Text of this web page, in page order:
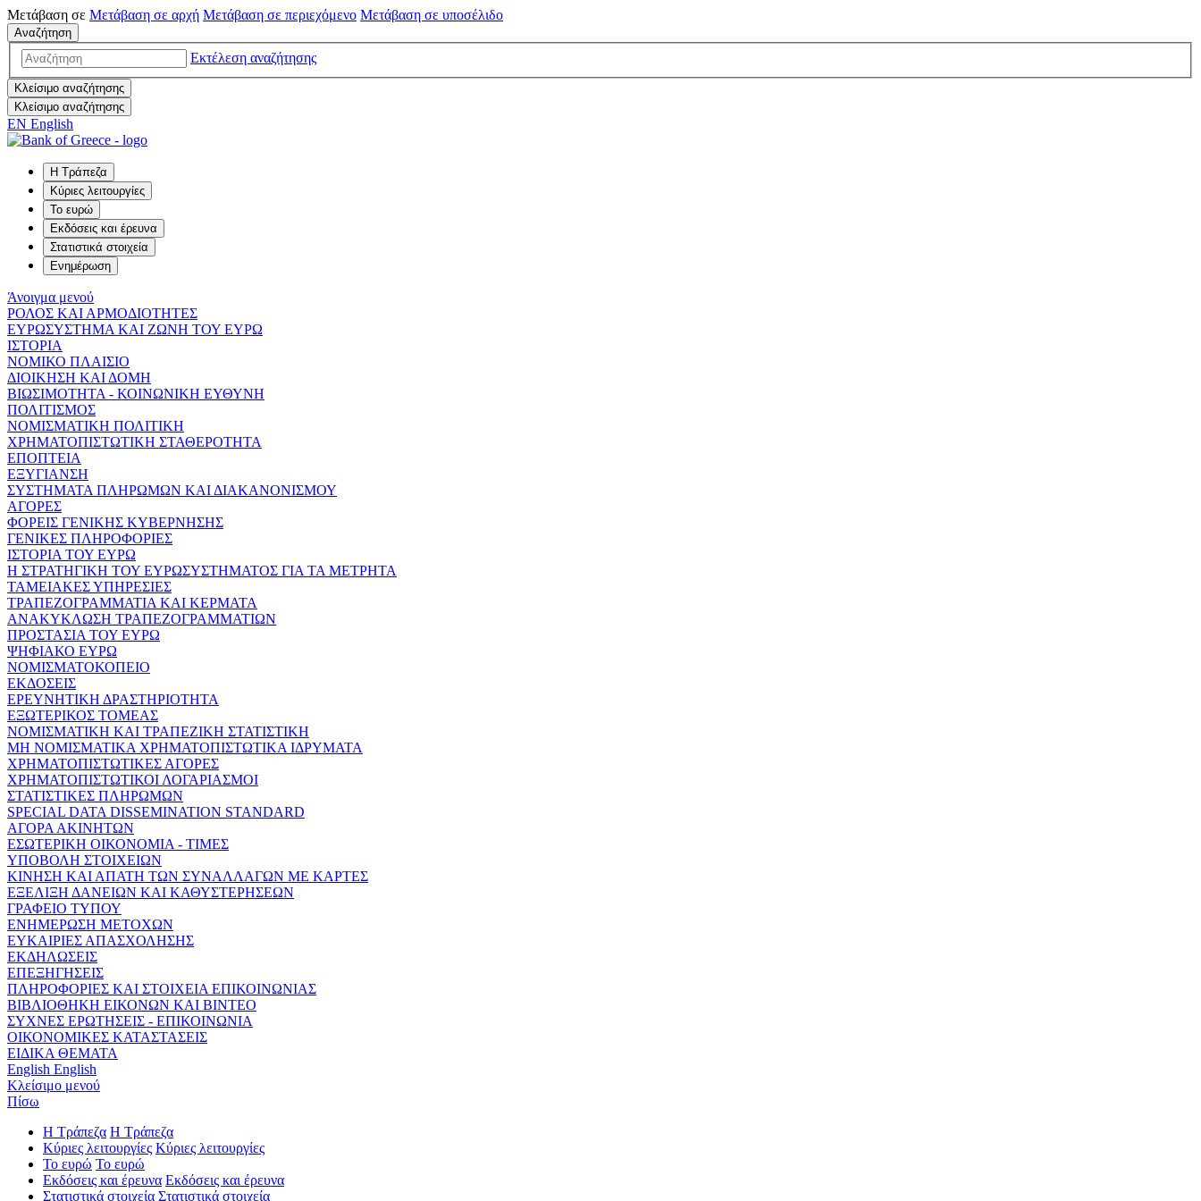
Μετάβαση σε Μετάβαση σε αρχή Μετάβαση σε περιεχόμενο Μετάβαση σε υποσέλιδο
Αναζήτηση
Εκτέλεση αναζήτησης
Κλείσιμο αναζήτησης
Κλείσιμο αναζήτησης
EN English
Η Τράπεζα
Κύριες λειτουργίες
Το ευρώ
Εκδόσεις και έρευνα
Στατιστικά στοιχεία
Ενημέρωση
Άνοιγμα μενού
ΡΟΛΟΣ ΚΑΙ ΑΡΜΟΔΙΟΤΗΤΕΣ
ΕΥΡΩΣΥΣΤΗΜΑ ΚΑΙ ΖΩΝΗ ΤΟΥ ΕΥΡΩ
ΙΣΤΟΡΙΑ
ΝΟΜΙΚΟ ΠΛΑΙΣΙΟ
ΔΙΟΙΚΗΣΗ ΚΑΙ ΔΟΜΗ
ΒΙΩΣΙΜΟΤΗΤΑ - ΚΟΙΝΩΝΙΚΗ ΕΥΘΥΝΗ
ΠΟΛΙΤΙΣΜΟΣ
ΝΟΜΙΣΜΑΤΙΚΗ ΠΟΛΙΤΙΚΗ
ΧΡΗΜΑΤΟΠΙΣΤΩΤΙΚΗ ΣΤΑΘΕΡΟΤΗΤΑ
ΕΠΟΠΤΕΙΑ
ΕΞΥΓΙΑΝΣΗ
ΣΥΣΤΗΜΑΤΑ ΠΛΗΡΩΜΩΝ ΚΑΙ ΔΙΑΚΑΝΟΝΙΣΜΟΥ
ΑΓΟΡΕΣ
ΦΟΡΕΙΣ ΓΕΝΙΚΗΣ ΚΥΒΕΡΝΗΣΗΣ
ΓΕΝΙΚΕΣ ΠΛΗΡΟΦΟΡΙΕΣ
ΙΣΤΟΡΙΑ ΤΟΥ ΕΥΡΩ
Η ΣΤΡΑΤΗΓΙΚΗ ΤΟΥ ΕΥΡΩΣΥΣΤΗΜΑΤΟΣ ΓΙΑ ΤΑ ΜΕΤΡΗΤΑ
ΤΑΜΕΙΑΚΕΣ ΥΠΗΡΕΣΙΕΣ
ΤΡΑΠΕΖΟΓΡΑΜΜΑΤΙΑ ΚΑΙ ΚΕΡΜΑΤΑ
ΑΝΑΚΥΚΛΩΣΗ ΤΡΑΠΕΖΟΓΡΑΜΜΑΤΙΩΝ
ΠΡΟΣΤΑΣΙΑ ΤΟΥ ΕΥΡΩ
ΨΗΦΙΑΚΟ ΕΥΡΩ
ΝΟΜΙΣΜΑΤΟΚΟΠΕΙΟ
ΕΚΔΟΣΕΙΣ
ΕΡΕΥΝΗΤΙΚΗ ΔΡΑΣΤΗΡΙΟΤΗΤΑ
ΕΞΩΤΕΡΙΚΟΣ ΤΟΜΕΑΣ
ΝΟΜΙΣΜΑΤΙΚΗ ΚΑΙ ΤΡΑΠΕΖΙΚΗ ΣΤΑΤΙΣΤΙΚΗ
ΜΗ ΝΟΜΙΣΜΑΤΙΚΑ ΧΡΗΜΑΤΟΠΙΣΤΩΤΙΚΑ ΙΔΡΥΜΑΤΑ
ΧΡΗΜΑΤΟΠΙΣΤΩΤΙΚΕΣ ΑΓΟΡΕΣ
ΧΡΗΜΑΤΟΠΙΣΤΩΤΙΚΟΙ ΛΟΓΑΡΙΑΣΜΟΙ
ΣΤΑΤΙΣΤΙΚΕΣ ΠΛΗΡΩΜΩΝ
SPECIAL DATA DISSEMINATION STANDARD
ΑΓΟΡΑ ΑΚΙΝΗΤΩΝ
ΕΣΩΤΕΡΙΚΗ ΟΙΚΟΝΟΜΙΑ - ΤΙΜΕΣ
ΥΠΟΒΟΛΗ ΣΤΟΙΧΕΙΩΝ
ΚΙΝΗΣΗ ΚΑΙ ΑΠΑΤΗ ΤΩΝ ΣΥΝΑΛΛΑΓΩΝ ΜΕ ΚΑΡΤΕΣ
ΕΞΕΛΙΞΗ ΔΑΝΕΙΩΝ ΚΑΙ ΚΑΘΥΣΤΕΡΗΣΕΩΝ
ΓΡΑΦΕΙΟ ΤΥΠΟΥ
ΕΝΗΜΕΡΩΣΗ ΜΕΤΟΧΩΝ
ΕΥΚΑΙΡΙΕΣ ΑΠΑΣΧΟΛΗΣΗΣ
ΕΚΔΗΛΩΣΕΙΣ
ΕΠΕΞΗΓΗΣΕΙΣ
ΠΛΗΡΟΦΟΡΙΕΣ ΚΑΙ ΣΤΟΙΧΕΙΑ ΕΠΙΚΟΙΝΩΝΙΑΣ
ΒΙΒΛΙΟΘΗΚΗ ΕΙΚΟΝΩΝ ΚΑΙ ΒΙΝΤΕΟ
ΣΥΧΝΕΣ ΕΡΩΤΗΣΕΙΣ - ΕΠΙΚΟΙΝΩΝΙΑ
ΟΙΚΟΝΟΜΙΚΕΣ ΚΑΤΑΣΤΑΣΕΙΣ
ΕΙΔΙΚΑ ΘΕΜΑΤΑ
English English
Κλείσιμο μενού
Πίσω
Η Τράπεζα Η Τράπεζα
Κύριες λειτουργίες Κύριες λειτουργίες
Το ευρώ Το ευρώ
Εκδόσεις και έρευνα Εκδόσεις και έρευνα
Στατιστικά στοιχεία Στατιστικά στοιχεία